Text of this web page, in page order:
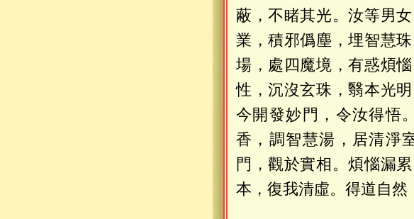
蔽，不睹其光。汝等男
業，積邪僞塵，埋智慧
場，處四魔境，有惑煩
性，沉沒玄珠，翳本光
今開發妙門，令汝得悟
香，調智慧湯，居清淨
門，觀於實相。煩惱漏
本，復我清虛。得道自然